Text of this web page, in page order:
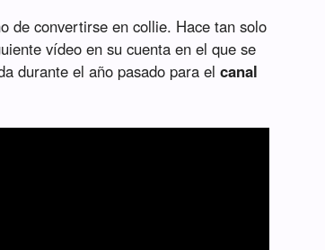
de convertirse en collie. Hace tan solo
vídeo en su cuenta en el que se
durante el año pasado para elcanal